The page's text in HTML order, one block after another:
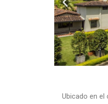
Ubicado en el